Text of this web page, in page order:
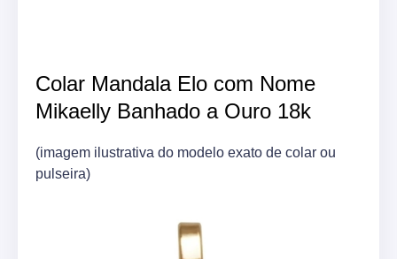
Colar Mandala Elo com Nome
Mikaelly Banhado a Ouro 18k
(imagem ilustrativa do modelo exato de colar ou
pulseira)